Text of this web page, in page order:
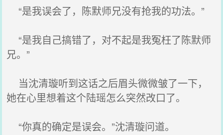
“是我误会了，陈默师兄没有抢我的功法。”
“是我自己搞错了，对不起是我冤枉了陈默师
兄。”
当沈清璇听到这话之后眉头微微皱了一下，
她在心里想着这个陆瑶怎么突然改口了。
“你真的确定是误会。”沈清璇问道。